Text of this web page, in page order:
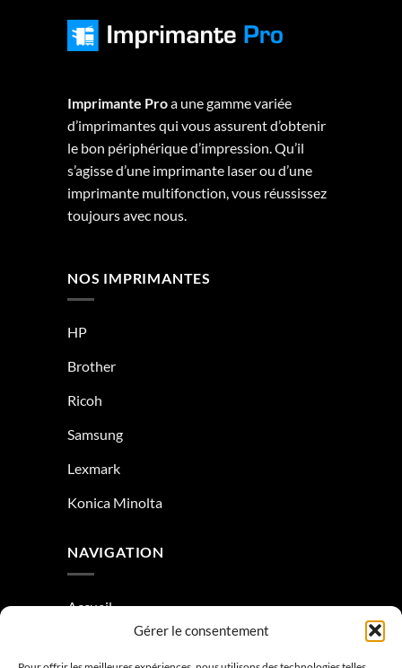
Gérer le consentement
Imprimante Proa une gamme variée
d’imprimantes qui vous assurent d’obtenir
le bon périphérique d’impression. Qu’il
s’agisse d’une imprimante laser ou d’une
imprimante multifonction, vous réussissez
toujours avec nous.
NOS IMPRIMANTES
HP
Brother
Ricoh
Samsung
Lexmark
Konica Minolta
NAVIGATION
Accueil